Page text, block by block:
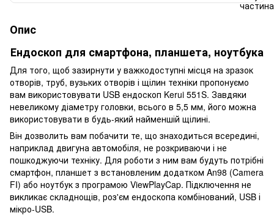
Опис
Ендоскоп для смартфона, планшета, ноутбука
Для того, щоб зазирнути у важкодоступні місця на зразок
отворів, труб, вузьких отворів і щілин техніки пропонуємо
вам використовувати USB ендоскоп Kerui 551S. Завдяки
невеликому діаметру головки, всього в 5,5 мм, його можна
використовувати в будь-який найменшій щілині.
Він дозволить вам побачити те, що знаходиться всередині,
наприклад двигуна автомобіля, не розкриваючи і не
пошкоджуючи техніку. Для роботи з ним вам будуть потрібні
смартфон, планшет з встановленим додатком An98 (Camera
FI) або ноутбук з програмою ViewPlayCap. Підключення не
викликає складнощів, роз'єм ендоскопа комбінований, USB і
мікро-USB.